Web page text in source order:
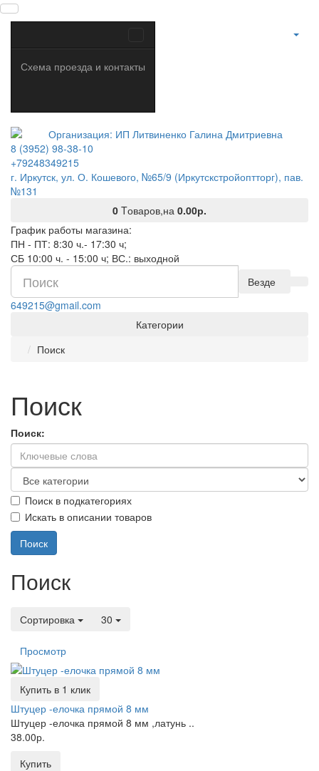
Схема проезда и контакты
8 (3952) 98-38-10
+79248349215
г. Иркутск, ул. О. Кошевого, №65/9 (Иркутскстройоптторг), пав.
№131
0 Tоваров,на 0.00р.
График работы магазина:
ПН - ПТ: 8:30 ч.- 17:30 ч;
СБ 10:00 ч. - 15:00 ч; ВС.: выходной
Везде
649215@gmail.com
Категории
Поиск
Поиск
Поиск:
Поиск в подкатегориях
Искать в описании товаров
Поиск
Сортировка 30
Просмотр
Купить в 1 клик
Штуцер -елочка прямой 8 мм
Штуцер -елочка прямой 8 мм ,латунь ..
38.00р.
Купить